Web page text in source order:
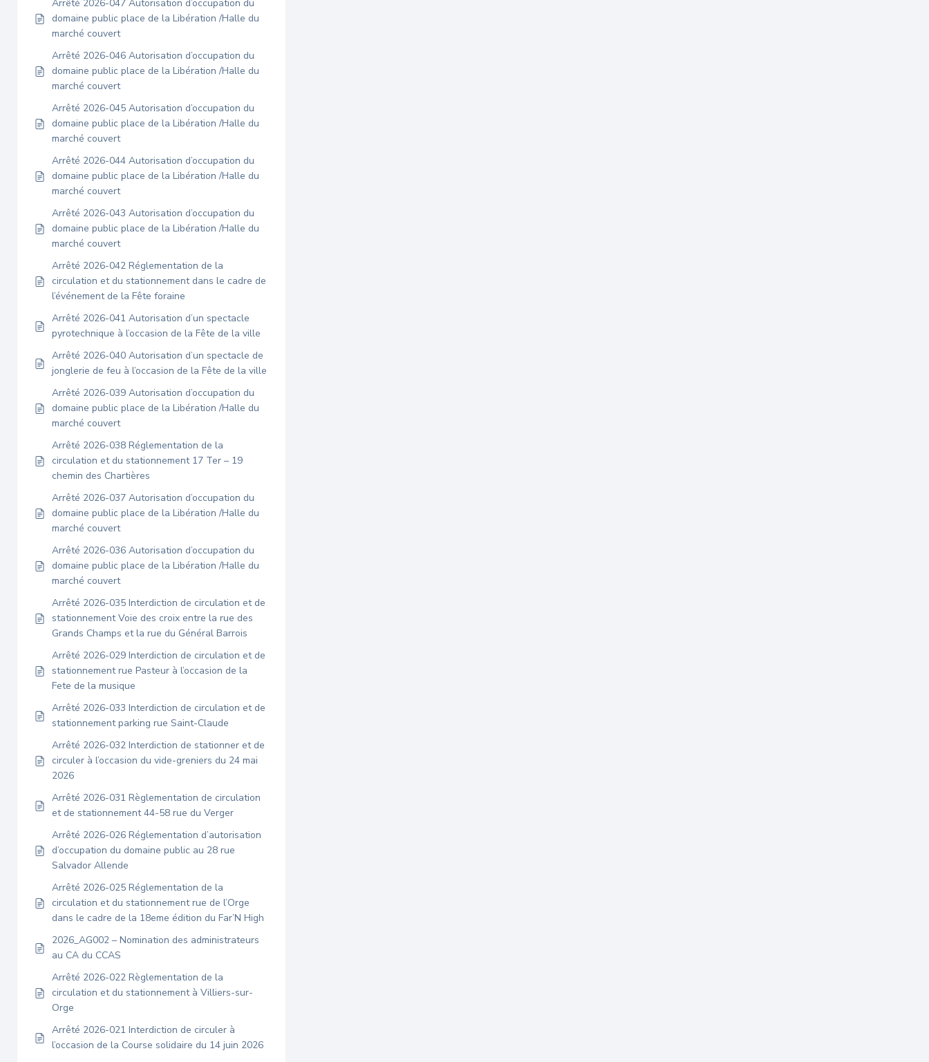
Arrêté 2026-047 Autorisation d’occupation du
domaine public place de la Libération /Halle du
marché couvert
Arrêté 2026-046 Autorisation d’occupation du
domaine public place de la Libération /Halle du
marché couvert
Arrêté 2026-045 Autorisation d’occupation du
domaine public place de la Libération /Halle du
marché couvert
Arrêté 2026-044 Autorisation d’occupation du
domaine public place de la Libération /Halle du
marché couvert
Arrêté 2026-043 Autorisation d’occupation du
domaine public place de la Libération /Halle du
marché couvert
Arrêté 2026-042 Réglementation de la
circulation et du stationnement dans le cadre de
l’événement de la Fête foraine
Arrêté 2026-041 Autorisation d’un spectacle
pyrotechnique à l’occasion de la Fête de la ville
Arrêté 2026-040 Autorisation d’un spectacle de
jonglerie de feu à l’occasion de la Fête de la ville
Arrêté 2026-039 Autorisation d’occupation du
domaine public place de la Libération /Halle du
marché couvert
Arrêté 2026-038 Réglementation de la
circulation et du stationnement 17 Ter – 19
chemin des Chartières
Arrêté 2026-037 Autorisation d’occupation du
domaine public place de la Libération /Halle du
marché couvert
Arrêté 2026-036 Autorisation d’occupation du
domaine public place de la Libération /Halle du
marché couvert
Arrêté 2026-035 Interdiction de circulation et de
stationnement Voie des croix entre la rue des
Grands Champs et la rue du Général Barrois
Arrêté 2026-029 Interdiction de circulation et de
stationnement rue Pasteur à l’occasion de la
Fete de la musique
Arrêté 2026-033 Interdiction de circulation et de
stationnement parking rue Saint-Claude
Arrêté 2026-032 Interdiction de stationner et de
circuler à l’occasion du vide-greniers du 24 mai
2026
Arrêté 2026-031 Règlementation de circulation
et de stationnement 44-58 rue du Verger
Arrêté 2026-026 Réglementation d’autorisation
d’occupation du domaine public au 28 rue
Salvador Allende
Arrêté 2026-025 Réglementation de la
circulation et du stationnement rue de l’Orge
dans le cadre de la 18eme édition du Far’N High
2026_AG002 – Nomination des administrateurs
au CA du CCAS
Arrêté 2026-022 Règlementation de la
circulation et du stationnement à Villiers-sur-
Orge
Arrêté 2026-021 Interdiction de circuler à
l’occasion de la Course solidaire du 14 juin 2026